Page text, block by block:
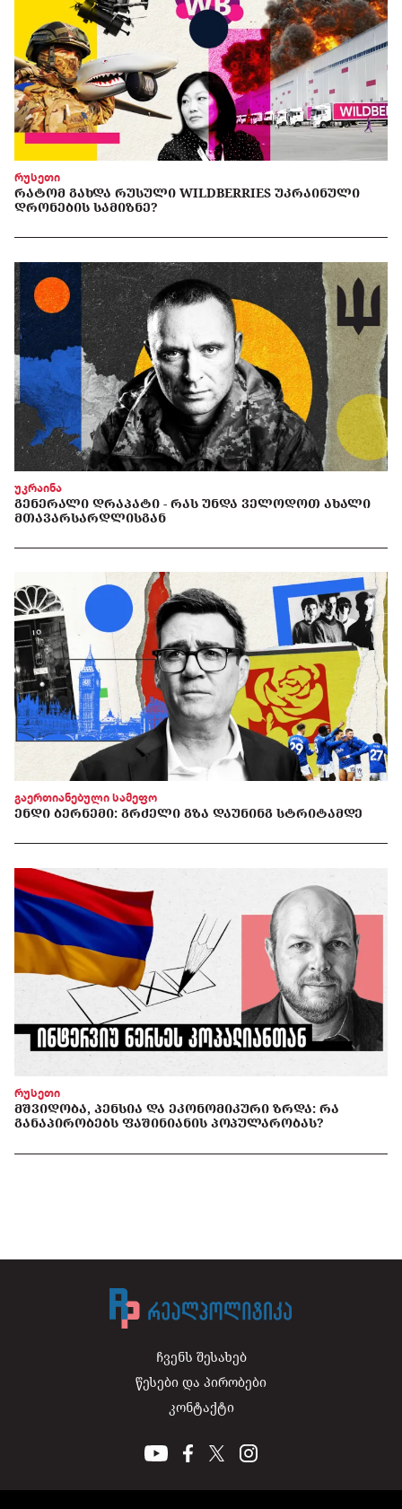
რუსეთი
ᲠᲐᲢᲝᲛ ᲒᲐᲮᲓᲐ ᲠᲣᲡᲣᲚᲘ WILDBERRIES ᲣᲙᲠᲐᲘᲜᲣᲚᲘ
ᲓᲠᲝᲜᲔᲑᲘᲡ ᲡᲐᲛᲘᲖᲜᲔ?
უკრაინა
ᲒᲔᲜᲔᲠᲐᲚᲘ ᲓᲠᲐᲞᲐᲢᲘ - ᲠᲐᲡ ᲣᲜᲓᲐ ᲕᲔᲚᲝᲓᲝᲗ ᲐᲮᲐᲚᲘ
ᲛᲗᲐᲕᲐᲠᲡᲐᲠᲓᲚᲘᲡᲒᲐᲜ
გაერთიანებული სამეფო
ᲔᲜᲓᲘ ᲑᲔᲠᲜᲔᲛᲘ: ᲒᲠᲫᲔᲚᲘ ᲒᲖᲐ ᲓᲐᲣᲜᲘᲜᲒ ᲡᲢᲠᲘᲢᲐᲛᲓᲔ
რუსეთი
ᲛᲨᲕᲘᲓᲝᲑᲐ, ᲞᲔᲜᲡᲘᲐ ᲓᲐ ᲔᲙᲝᲜᲝᲛᲘᲙᲣᲠᲘ ᲖᲠᲓᲐ: ᲠᲐ
ᲒᲐᲜᲐᲞᲘᲠᲝᲑᲔᲑᲡ ᲤᲐᲨᲘᲜᲘᲐᲜᲘᲡ ᲞᲝᲞᲣᲚᲐᲠᲝᲑᲐᲡ?
ჩვენს შესახებ
წესები და პირობები
კონტაქტი